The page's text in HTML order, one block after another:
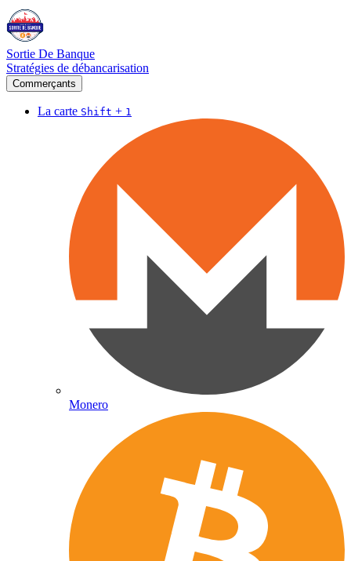
Sortie De Banque
Stratégies de débancarisation
Commerçants
La carte Shift + 1
Monero